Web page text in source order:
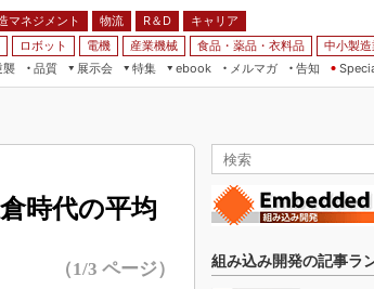
マネジメント 物流 R＆D
キャリア
ロボット 電機 産業機械 食品・薬品・衣料品
中小製
襲 品質
展示会
特集
ebook
メルマガ
告知
時代の平均
（1/3 ページ） 組み込み開発の記事ラ